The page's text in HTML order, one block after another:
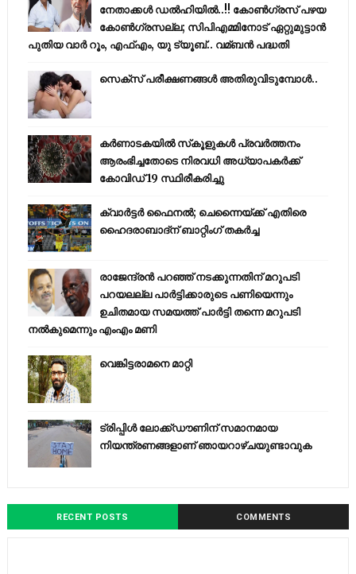
നേതാക്കൾ ഡൽഹിയിൽ..!! കോണ്‍ഗ്രസ് പഴയ
കോണ്‍ഗ്രസല്ല; സിപിഎമ്മിനോട് ഏറ്റുമുട്ടാന്‍
പുതിയ വാര്‍ റൂം, എഫ്‌എം, യു ട്യൂബ്.. വമ്ബന്‍ പദ്ധതി
സെക്സ് പരീക്ഷണങ്ങൾ അതിരുവിടുമ്പോൾ..
കര്‍ണാടകയില്‍ സ്‌കൂളുകള്‍ പ്രവര്‍ത്തനം
ആരംഭിച്ചതോടെ നിരവധി അധ്യാപകര്‍ക്ക്
കോവിഡ് 19 സ്ഥിരീകരിച്ചു
ക്വാർട്ടർ ഫൈനൽ; ചെന്നൈയ്ക്ക് എതിരെ
ഹൈദരാബാദ്ന് ബാറ്റിംഗ് തകർച്ച
രാജേന്ദ്രന്‍ പറഞ്ഞ് നടക്കുന്നതിന് മറുപടി
പറയലല്ല പാര്‍ട്ടിക്കാരുടെ പണിയെന്നും
ഉചിതമായ സമയത്ത് പാര്‍ട്ടി തന്നെ മറുപടി
നല്‍കുമെന്നും എംഎം മണി
വെങ്കിട്ടരാമനെ മാറ്റി
ട്രിപ്പിള്‍ ലോക്ക്ഡൗണിന് സമാനമായ
നിയന്ത്രണങ്ങളാണ് ഞായറാഴ്ചയുണ്ടാവുക
RECENT POSTS COMMENTS